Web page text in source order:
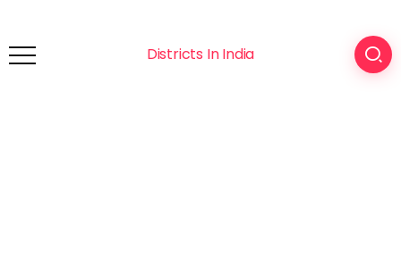
Districts In India